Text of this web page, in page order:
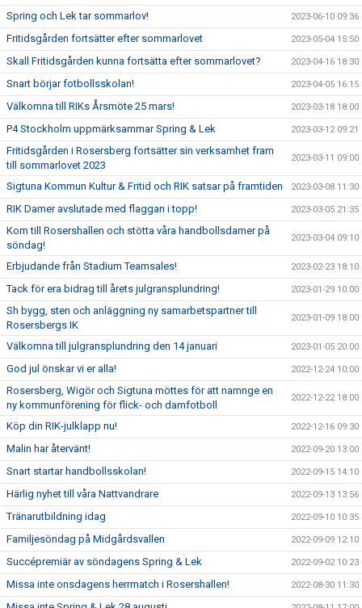
Spring och Lek tar sommarlov! 2023-06-10 09:36
Fritidsgården fortsätter efter sommarlovet 2023-05-04 15:50
Skall Fritidsgården kunna fortsätta efter sommarlovet? 2023-04-16 18:30
Snart börjar fotbollsskolan! 2023-04-05 16:15
Välkomna till RIKs Årsmöte 25 mars! 2023-03-18 18:00
P4 Stockholm uppmärksammar Spring & Lek 2023-03-12 09:21
Fritidsgården i Rosersberg fortsätter sin verksamhet fram
till sommarlovet 2023
2023-03-11 09:00
Sigtuna Kommun Kultur & Fritid och RIK satsar på framtiden 2023-03-08 11:30
RIK Damer avslutade med flaggan i topp! 2023-03-05 21:35
Kom till Rosershallen och stötta våra handbollsdamer på
söndag!
2023-03-04 09:10
Erbjudande från Stadium Teamsales! 2023-02-23 18:10
Tack för era bidrag till årets julgransplundring! 2023-01-29 10:00
Sh bygg, sten och anläggning ny samarbetspartner till
Rosersbergs IK
2023-01-09 18:00
Välkomna till julgransplundring den 14 januari 2023-01-05 20:00
God jul önskar vi er alla! 2022-12-24 10:00
Rosersberg, Wigör och Sigtuna möttes för att namnge en
ny kommunförening för flick- och damfotboll
2022-12-22 18:00
Köp din RIK-julklapp nu! 2022-12-16 09:30
Malin har återvänt! 2022-09-20 13:00
Snart startar handbollsskolan! 2022-09-15 14:10
Härlig nyhet till våra Nattvandrare 2022-09-13 13:56
Tränarutbildning idag 2022-09-10 10:35
Familjesöndag på Midgårdsvallen 2022-09-09 12:10
Succépremiär av söndagens Spring & Lek 2022-09-02 10:23
Missa inte onsdagens herrmatch i Rosershallen! 2022-08-30 11:30